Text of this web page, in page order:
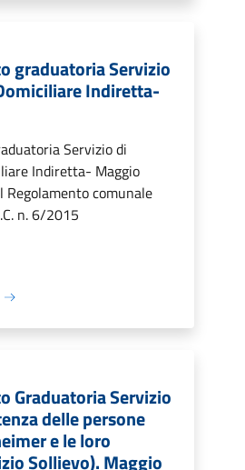
graduatoria Servizio
Indiretta-
Servizio di
Indiretta- Maggio
comunale
n. 6/2015
Graduatoria Servizio
delle persone
e le loro
Sollievo). Maggio